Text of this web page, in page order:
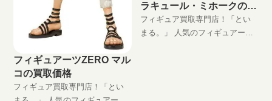
フィギュアーツZERO マル
コの買取価格
フィギュア買取専門店！「とい
ラキュール・ミホークの買
取価格
フィギュア買取専門店！「とい
まる。」 人気のフィギュアーツ